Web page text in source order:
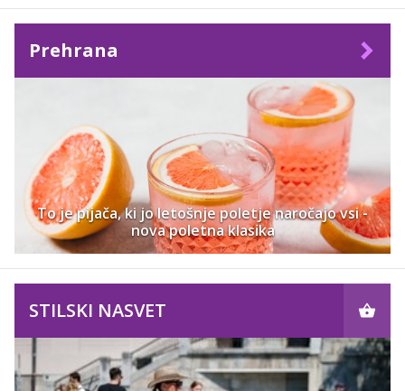
Prehrana
To je pijača, ki jo letošnje poletje naročajo vsi -
nova poletna klasika
STILSKI NASVET